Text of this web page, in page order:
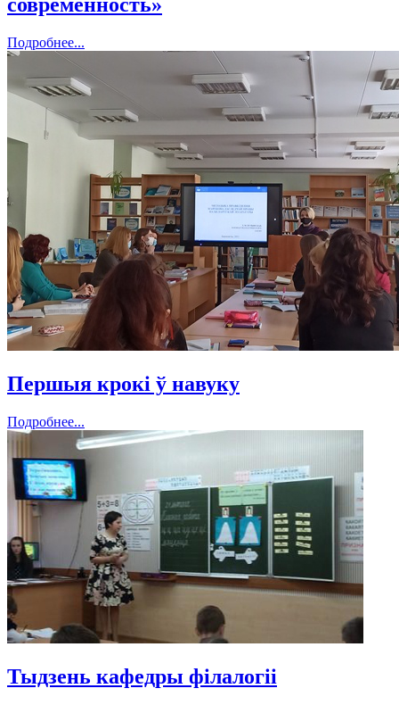
современность»
Подробнее...
Першыя крокі ў навуку
Подробнее...
Тыдзень кафедры філалогіі